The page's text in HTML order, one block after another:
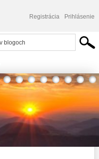
Registrácia Prihlásenie